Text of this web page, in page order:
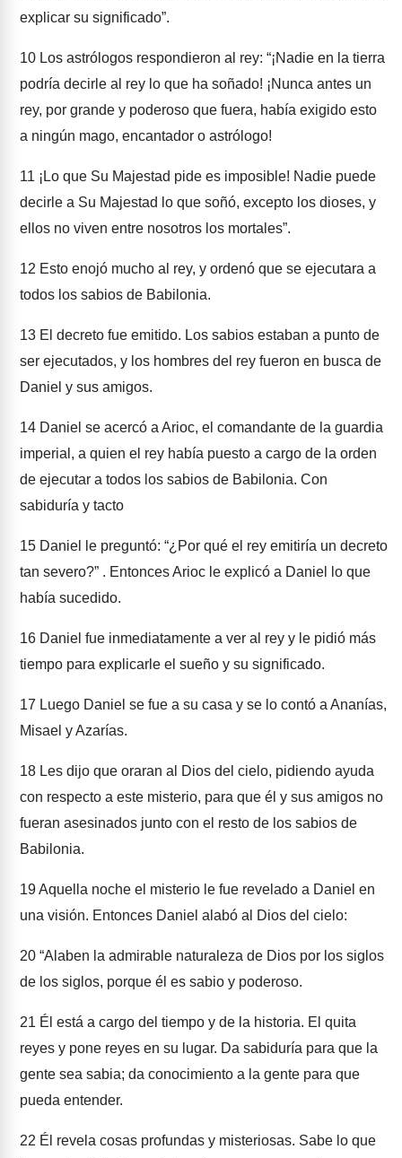
explicar su significado”.
10 Los astrólogos respondieron al rey: “¡Nadie en la tierra
podría decirle al rey lo que ha soñado! ¡Nunca antes un
rey, por grande y poderoso que fuera, había exigido esto
a ningún mago, encantador o astrólogo!
11 ¡Lo que Su Majestad pide es imposible! Nadie puede
decirle a Su Majestad lo que soñó, excepto los dioses, y
ellos no viven entre nosotros los mortales”.
12 Esto enojó mucho al rey, y ordenó que se ejecutara a
todos los sabios de Babilonia.
13 El decreto fue emitido. Los sabios estaban a punto de
ser ejecutados, y los hombres del rey fueron en busca de
Daniel y sus amigos.
14 Daniel se acercó a Arioc, el comandante de la guardia
imperial, a quien el rey había puesto a cargo de la orden
de ejecutar a todos los sabios de Babilonia. Con
sabiduría y tacto
15 Daniel le preguntó: “¿Por qué el rey emitiría un decreto
tan severo?” . Entonces Arioc le explicó a Daniel lo que
había sucedido.
16 Daniel fue inmediatamente a ver al rey y le pidió más
tiempo para explicarle el sueño y su significado.
17 Luego Daniel se fue a su casa y se lo contó a Ananías,
Misael y Azarías.
18 Les dijo que oraran al Dios del cielo, pidiendo ayuda
con respecto a este misterio, para que él y sus amigos no
fueran asesinados junto con el resto de los sabios de
Babilonia.
19Aquella noche el misterio le fue revelado a Daniel en
una visión. Entonces Daniel alabó al Dios del cielo:
20 “Alaben la admirable naturaleza de Dios por los siglos
de los siglos, porque él es sabio y poderoso.
21 Él está a cargo del tiempo y de la historia. El quita
reyes y pone reyes en su lugar. Da sabiduría para que la
gente sea sabia; da conocimiento a la gente para que
pueda entender.
22 Él revela cosas profundas y misteriosas. Sabe lo que